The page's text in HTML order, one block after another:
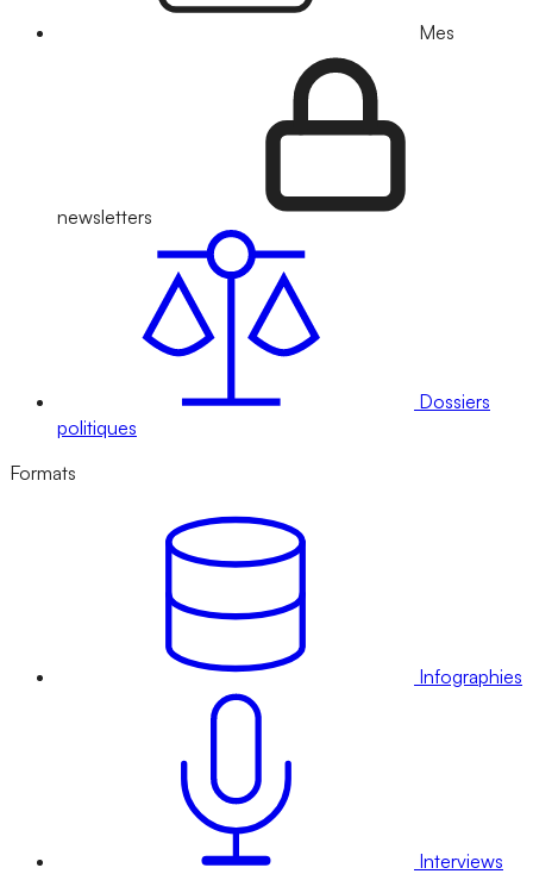
Mes
newsletters
Dossiers
politiques
Formats
Infographies
Interviews